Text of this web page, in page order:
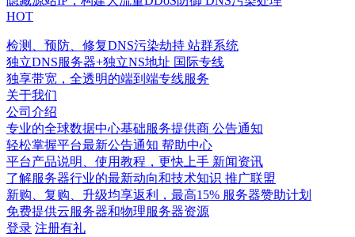
HOT
检测、预防、修复DNS污染劫持 站群系统
独立DNS服务器+独立NS地址 国际专线
独享带宽，全透明的端到端专线服务
关于我们
公司介绍
专业的全球数据中心基础服务提供商 公告通知
轻松掌握平台最新公告通知 帮助中心
平台产品说明、使用教程，更快上手 新闻资讯
了解服务器行业的最新动向和技术知识 推广联盟
新购、复购、升级均享返利，最高15% 服务器赞助计划
免费提供云服务器和物理服务器资源
登录 注册有礼